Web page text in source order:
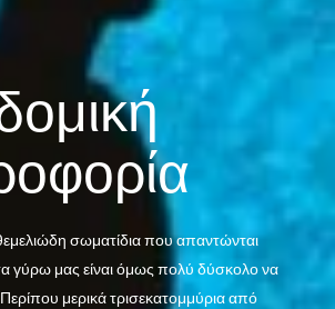
θεμελιώδη σωματίδια που απαντώνται
γύρω μας είναι όμως πολύ δύσκολο να
μερικά τρισεκατομμύρια από